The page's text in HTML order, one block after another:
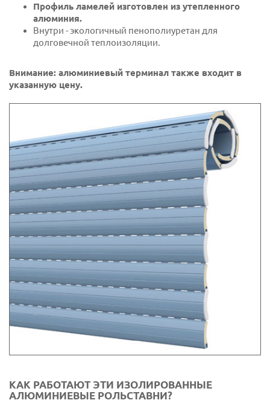
31 Небесный
34 Сосновый лес
35 Вяз дерево
36 Серый 35 RAL 7035
37 Катаньо дерево
38 Темная бронза
39 ореховое дерево
42 Серый RAL 7016
44 RAL 9007
45 Папирус белый
46 средний серый
47 RAL 7001
50 Ренолит мед
Профиль ламелей изготовлен из утепленного
алюминия.
Внутри - экологичный пенополиуретан для
долговечной теплоизоляции.
Внимание: алюминиевый терминал также входит в
указанную цену.
КАК РАБОТАЮТ ЭТИ ИЗОЛИРОВАННЫЕ
АЛЮМИНИЕВЫЕ РОЛЬСТАВНИ?